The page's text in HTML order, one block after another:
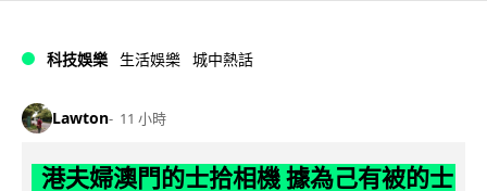
科技娛樂 生活娛樂 城中熱話
Lawton 11 小時
港夫婦澳門的士拾相機 據為己有被的士